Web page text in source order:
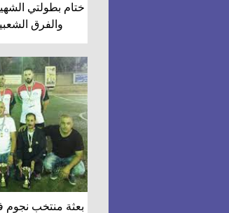
ختام بطولتي
والفرق
بعثة منتخب نجوم